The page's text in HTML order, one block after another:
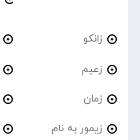
زانکو
زعیم
زمان
زیمور به نام